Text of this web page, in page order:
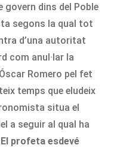
govern dins del Poble
segons la qual tot
d’una autoritat
com anul·lar la
Romero pel fet
temps que eludeix
situa el
a seguir al qual ha
El profeta esdevé